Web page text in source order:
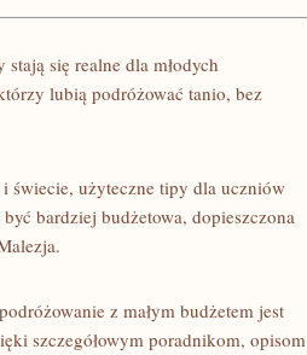
się realne dla młodych
lubią podróżować tanio, bez
świecie, użyteczne tipy dla uczniów
bardziej budżetowa, dopieszczona
z małym budżetem jest
szczegółowym poradnikom, opisom